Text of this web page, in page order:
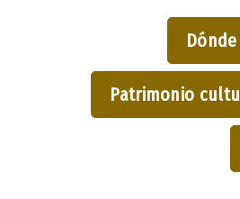
Patrimonio